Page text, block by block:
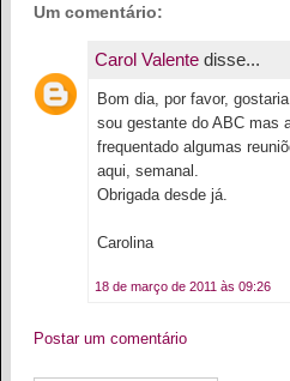
Um comentário:
Carol Valente disse...
Bom dia, por favor,
sou gestante do ABC mas
frequentado algumas
aqui, semanal.
Obrigada desde já.
Carolina
18 de março de 2011 às 09:26
Postar um comentário